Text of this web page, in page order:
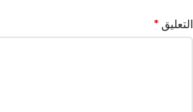
التعليق *